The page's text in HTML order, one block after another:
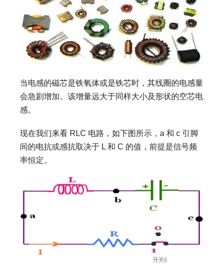
当电感的磁芯是铁氧体或是铁芯时，其线圈的电感量
会急剧增加。该增量远大于同样大小及形状的空芯电
感。
现在我们来看 RLC 电路，如下图所示，a 和 c 引脚
间的电抗或感抗取决于 L 和 C 的值，前提是信号频
率恒定。